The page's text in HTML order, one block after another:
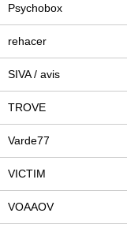
Psychobox
rehacer
SIVA / avis
TROVE
Varde77
VICTIM
VOAAOV